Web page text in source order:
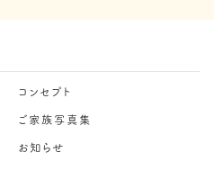
コンセプト
ご家族写真集
お知らせ